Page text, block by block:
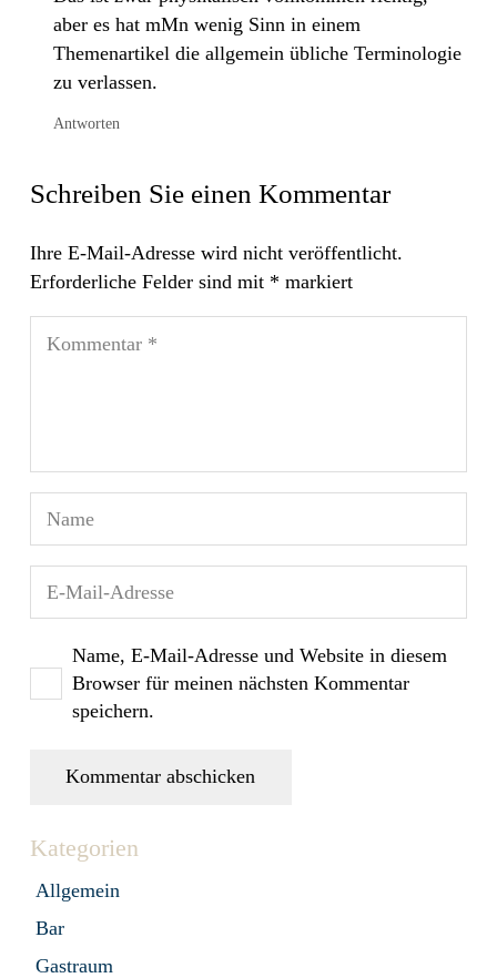
aber es hat mMn wenig Sinn in einem
Themenartikel die allgemein übliche Terminologie
zu verlassen.
Antworten
Schreiben Sie einen Kommentar
Ihre E-Mail-Adresse wird nicht veröffentlicht.
Erforderliche Felder sind mit * markiert
Name, E-Mail-Adresse und Website in diesem
Browser für meinen nächsten Kommentar
speichern.
Kommentar abschicken
Kategorien
Allgemein
Bar
Gastraum